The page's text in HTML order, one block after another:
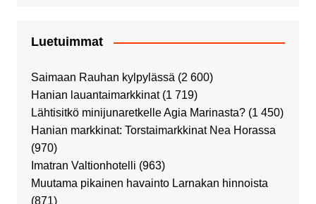
Luetuimmat
Saimaan Rauhan kylpylässä (2 600)
Hanian lauantaimarkkinat (1 719)
Lähtisitkö minijunaretkelle Agia Marinasta? (1 450)
Hanian markkinat: Torstaimarkkinat Nea Horassa
(970)
Imatran Valtionhotelli (963)
Muutama pikainen havainto Larnakan hinnoista
(871)